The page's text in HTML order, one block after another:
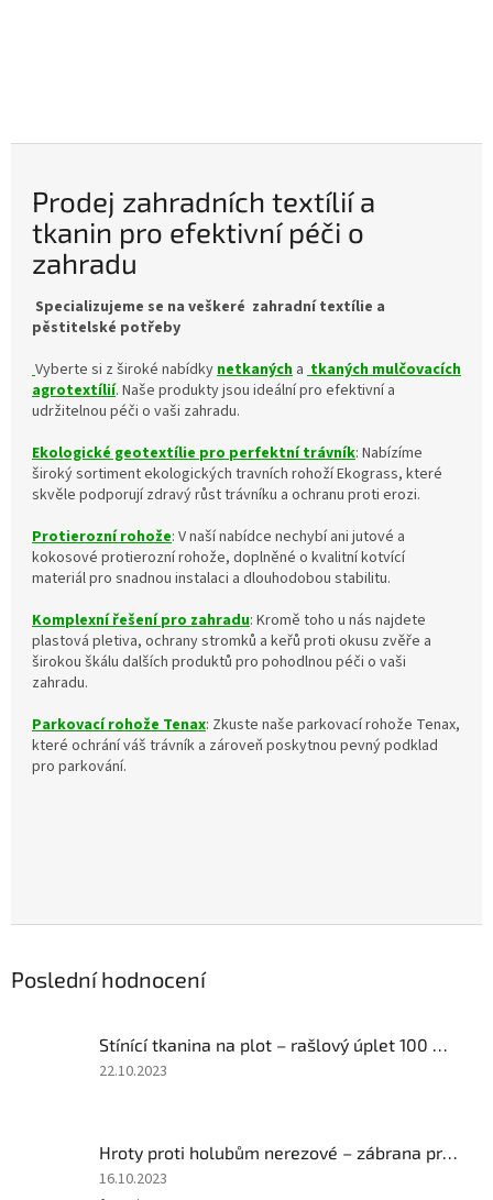
Prodej zahradních textílií a
tkanin pro efektivní péči o
zahradu
Specializujeme se na veškeré zahradní textílie a
pěstitelské potřeby
Vyberte si z široké nabídkynetkaných a tkaných mulčovacích
agrotextílií. Naše produkty jsou ideální pro efektivní a
udržitelnou péči o vaši zahradu.
Ekologické geotextílie pro perfektní trávník: Nabízíme
široký sortiment ekologických travních rohoží Ekograss, které
skvěle podporují zdravý růst trávníku a ochranu proti erozi.
Protierozní rohože: V naší nabídce nechybí ani jutové a
kokosové protierozní rohože, doplněné o kvalitní kotvící
materiál pro snadnou instalaci a dlouhodobou stabilitu.
Komplexní řešení pro zahradu: Kromě toho u nás najdete
plastová pletiva, ochrany stromků a keřů proti okusu zvěře a
širokou škálu dalších produktů pro pohodlnou péči o vaši
zahradu.
Parkovací rohože Tenax: Zkuste naše parkovací rohože Tenax,
které ochrání váš trávník a zároveň poskytnou pevný podklad
pro parkování.
Poslední hodnocení
Stínící tkanina na plot – rašlový úplet 100 %, 200 g/m², výška 150 cm, metráž, zelená
Hodnocení
z
5
22.10.2023
Hroty proti holubům nerezové – zábrana proti ptákům, 10 ks × 50 cm (5 m)
Hodnocení
16.10.2023